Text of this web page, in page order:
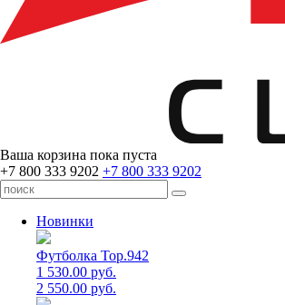
Ваша корзина пока пуста
+7 800 333 9202 +7 800 333 9202
Новинки
Футболка Top.942
1 530.00 руб.
2 550.00 руб.